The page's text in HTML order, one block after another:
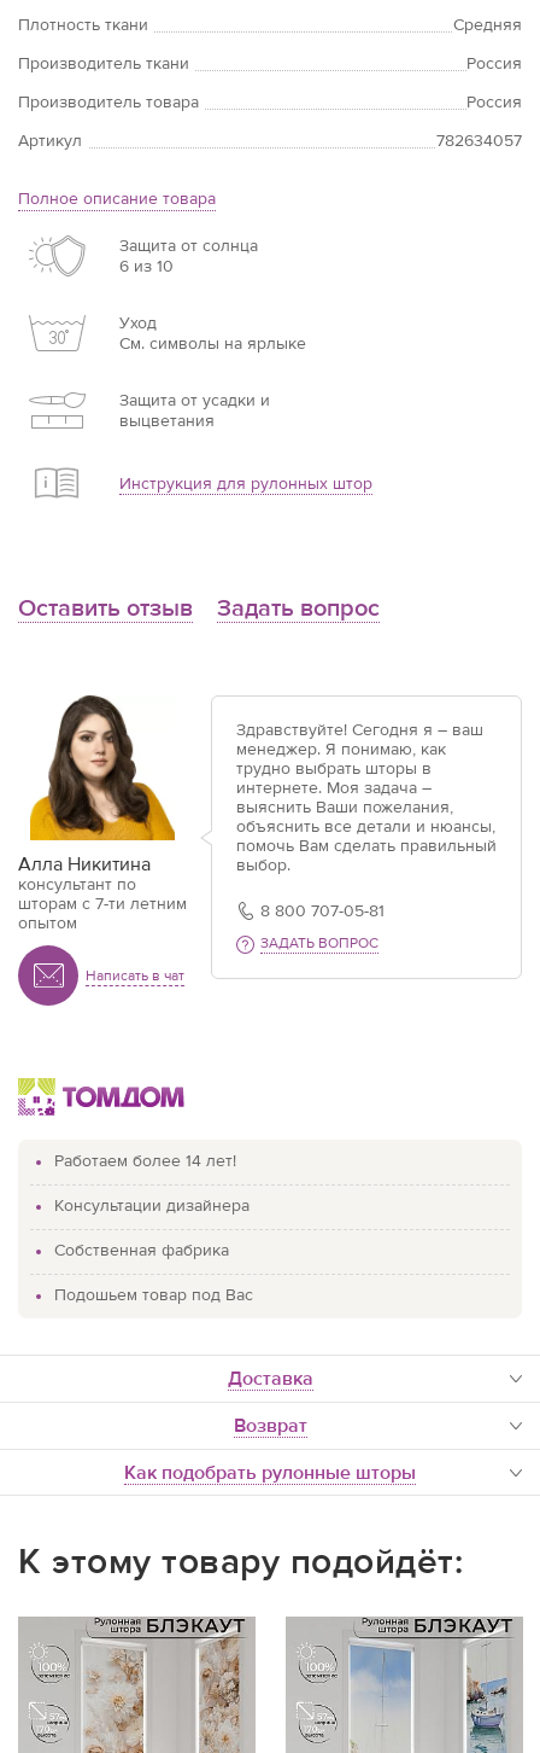
Плотность ткани
Средняя
Производитель ткани
Россия
Производитель товара
Россия
Артикул
782634057
Полное описание товара
Защита от солнца
6 из 10
Уход
См. символы на ярлыке
Защита от усадки и
выцветания
Инструкция для рулонных штор
Оставить отзыв Задать вопрос
Алла Никитина
консультант по
шторам с 7-ти летним
опытом
Написать в чат
Здравствуйте! Сегодня я – ваш
менеджер. Я понимаю, как
трудно выбрать шторы в
интернете. Моя задача –
выяснить Ваши пожелания,
объяснить все детали и нюансы,
помочь Вам сделать правильный
выбор.
8 800 707-05-81
ЗАДАТЬ ВОПРОС
Работаем более 14 лет!
Консультации дизайнера
Собственная фабрика
Подошьем товар под Вас
доставка
Возврат
Как подобрать рулонные шторы
К этому товару подойдёт: